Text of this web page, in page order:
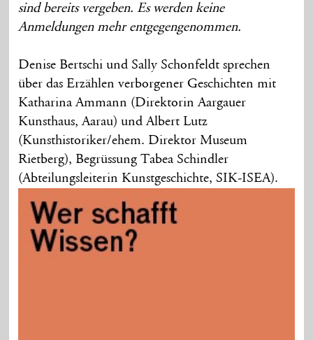
sind bereits vergeben. Es werden keine
Anmeldungen mehr entgegengenommen.
Denise Bertschi und Sally Schonfeldt sprechen
über das Erzählen verborgener Geschichten mit
Katharina Ammann (Direktorin Aargauer
Kunsthaus, Aarau) und Albert Lutz
(Kunsthistoriker/ehem. Direktor Museum
Rietberg), Begrüssung Tabea Schindler
(Abteilungsleiterin Kunstgeschichte, SIK-ISEA).